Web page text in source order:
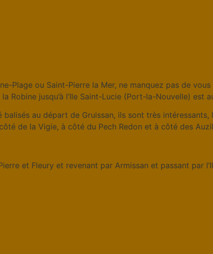
Plage ou Saint-Pierre la Mer, ne manquez pas de
Robine jusqu’à l’Ile Saint-Lucie (Port-la-Nouvelle) est
au départ de Gruissan, ils sont très
de la Vigie, à côté du Pech Redon et à côté des
et Fleury et revenant par Armissan et passant par